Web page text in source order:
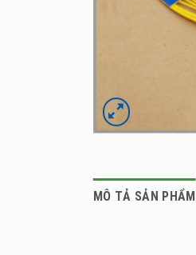
MÔ TẢ SẢN PHẨM